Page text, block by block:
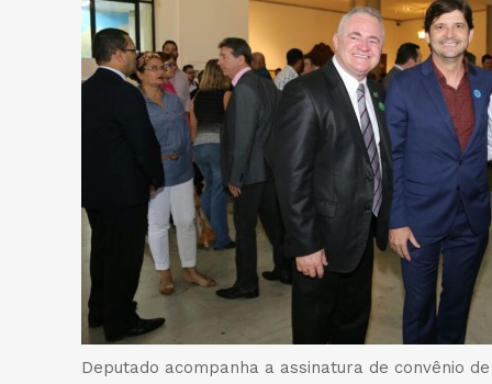
Deputado acompanha a assinatura de convênio